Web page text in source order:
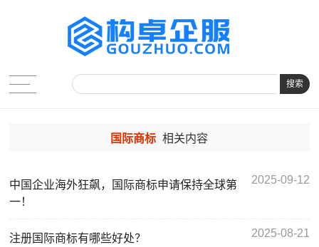
搜索
国际商标 相关内容
中国企业海外狂飙，国际商标申请保持全球第
一！
2025-09-12
注册国际商标有哪些好处？ 2025-08-21